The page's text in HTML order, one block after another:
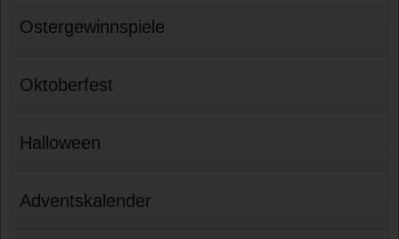
Ostergewinnspiele
Oktoberfest
Halloween
Adventskalender